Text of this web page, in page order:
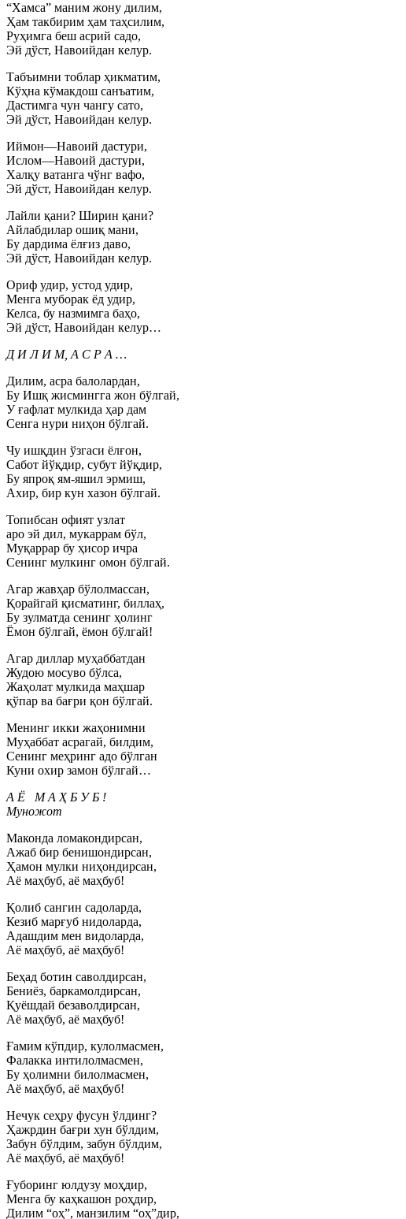
“Хамса” маним жону дилим,
Ҳам такбирим ҳам таҳсилим,
Руҳимга беш асрий садо,
Эй дўст, Навоийдан келур.
Табъимни тоблар ҳикматим,
Кўҳна кўмакдош санъатим,
Дастимга чун чангу сато,
Эй дўст, Навоийдан келур.
Иймон—Навоий дастури,
Ислом—Навоий дастури,
Халқу ватанга чўнг вафо,
Эй дўст, Навоийдан келур.
Лайли қани? Ширин қани?
Айлабдилар ошиқ мани,
Бу дардима ёлғиз даво,
Эй дўст, Навоийдан келур.
Ориф удир, устод удир,
Менга муборак ёд удир,
Келса, бу назмимга баҳо,
Эй дўст, Навоийдан келур…
Д И Л И М, А С Р А …
Дилим, асра балолардан,
Бу Ишқ жисмингга жон бўлгай,
У ғафлат мулкида ҳар дам
Сенга нури ниҳон бўлгай.
Чу ишқдин ўзгаси ёлғон,
Сабот йўқдир, субут йўқдир,
Бу япроқ ям-яшил эрмиш,
Ахир, бир кун хазон бўлгай.
Топибсан офият узлат
аро эй дил, мукаррам бўл,
Муқаррар бу ҳисор ичра
Сенинг мулкинг омон бўлгай.
Агар жавҳар бўлолмассан,
Қорайгай қисматинг, биллаҳ,
Бу зулматда сенинг ҳолинг
Ёмон бўлгай, ёмон бўлгай!
Агар диллар муҳаббатдан
Жудою мосуво бўлса,
Жаҳолат мулкида маҳшар
қўпар ва бағри қон бўлгай.
Менинг икки жаҳонимни
Муҳаббат асрагай, билдим,
Сенинг меҳринг адо бўлган
Куни охир замон бўлгай…
А Ё М А Ҳ Б У Б !
Mуножот
Маконда ломакондирсан,
Ажаб бир бенишондирсан,
Ҳамон мулки ниҳондирсан,
Аё маҳбуб, аё маҳбуб!
Қолиб сангин садоларда,
Кезиб марғуб нидоларда,
Адашдим мен видоларда,
Аё маҳбуб, аё маҳбуб!
Беҳад ботин саволдирсан,
Бениёз, баркамолдирсан,
Қуёшдай безаволдирсан,
Аё маҳбуб, аё маҳбуб!
Ғамим кўпдир, кулолмасмен,
Фалакка интилолмасмен,
Бу ҳолимни билолмасмен,
Аё маҳбуб, аё маҳбуб!
Нечук сеҳру фусун ўлдинг?
Ҳажрдин бағри хун бўлдим,
Забун бўлдим, забун бўлдим,
Аё маҳбуб, аё маҳбуб!
Ғуборинг юлдузу моҳдир,
Менга бу каҳкашон роҳдир,
Дилим “оҳ”, манзилим “оҳ”дир,